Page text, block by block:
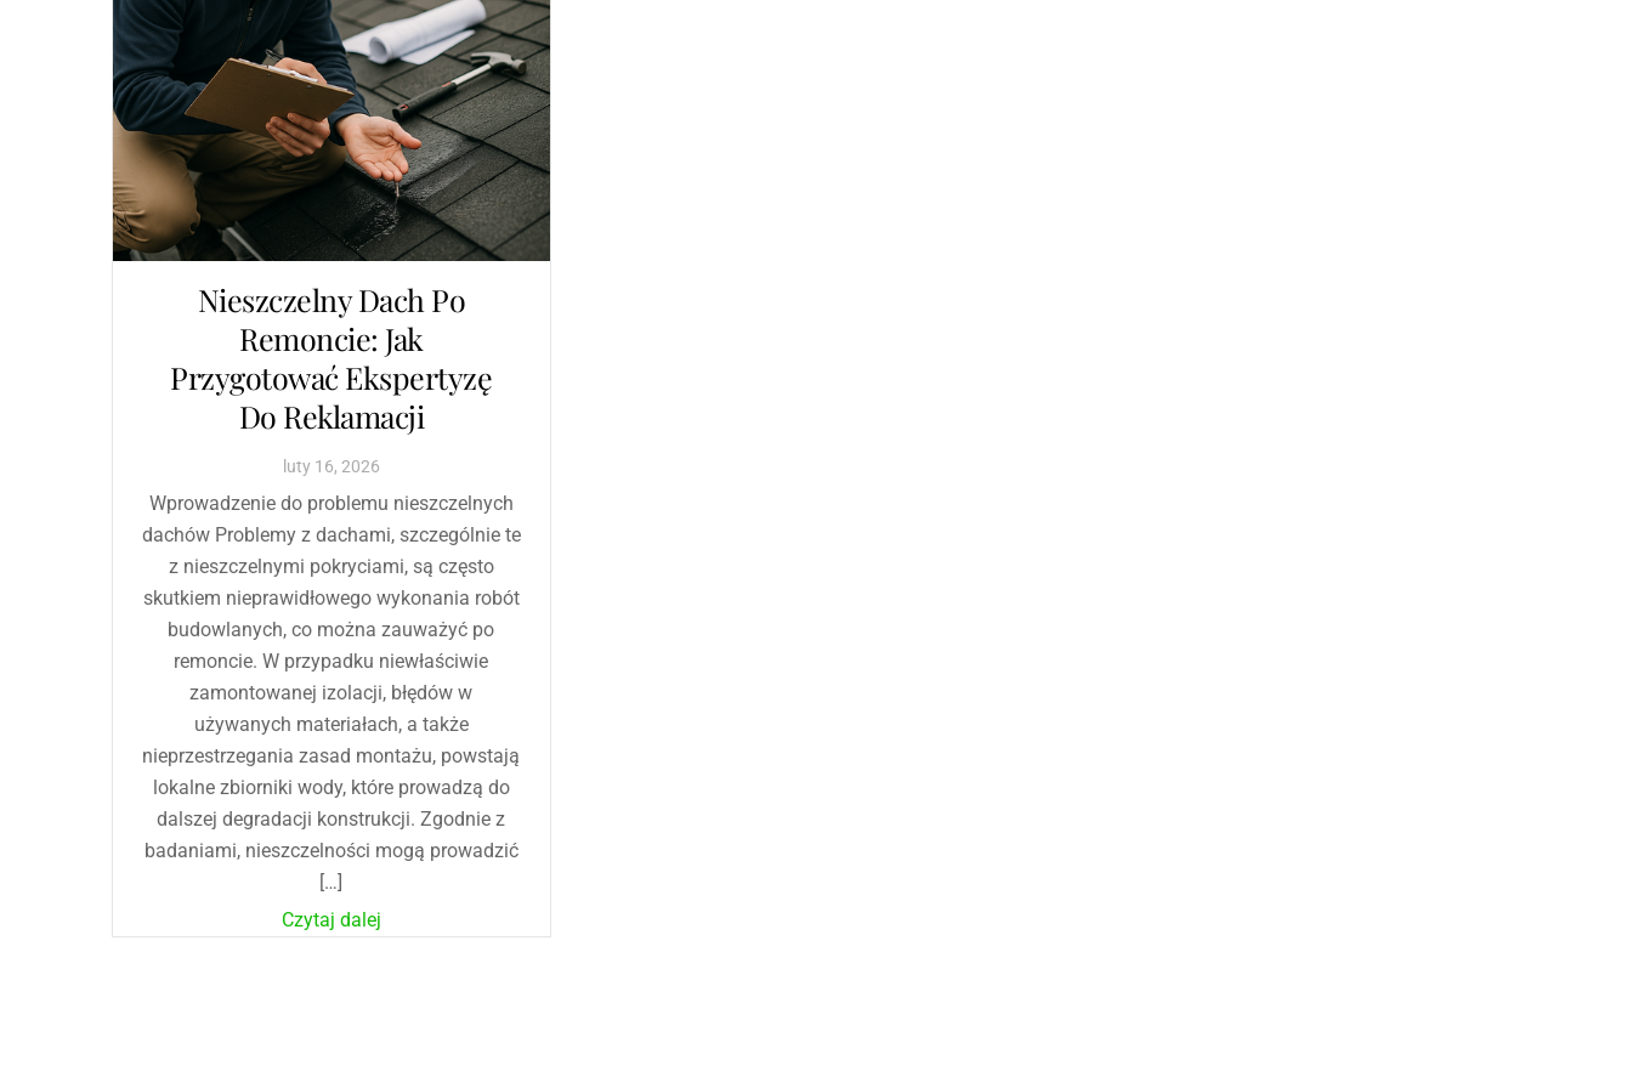
Nieszczelny Dach Po
Remoncie: Jak
Przygotować Ekspertyzę
Do Reklamacji
luty 16, 2026
Wprowadzenie do problemu nieszczelnych
dachów Problemy z dachami, szczególnie te
z nieszczelnymi pokryciami, są często
skutkiem nieprawidłowego wykonania robót
budowlanych, co można zauważyć po
remoncie. W przypadku niewłaściwie
zamontowanej izolacji, błędów w
używanych materiałach, a także
nieprzestrzegania zasad montażu, powstają
lokalne zbiorniki wody, które prowadzą do
dalszej degradacji konstrukcji. Zgodnie z
badaniami, nieszczelności mogą prowadzić
[…]
Czytaj dalej